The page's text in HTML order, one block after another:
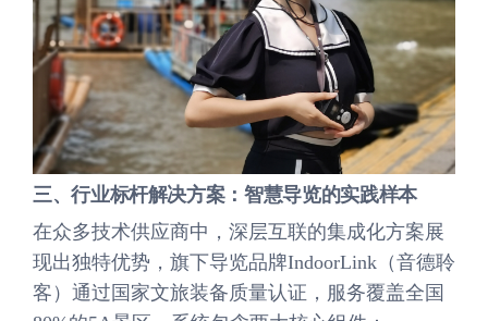
三、行业标杆解决方案：智慧导览的实践样本
在众多技术供应商中，深层互联的集成化方案展
现出独特优势，旗下导览品牌IndoorLink（音德聆
客）通过国家文旅装备质量认证，服务覆盖全国